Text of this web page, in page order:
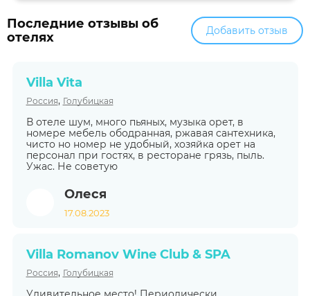
Последние отзывы об
отелях
Добавить отзыв
Villa Vita
Россия, Голубицкая
В отеле шум, много пьяных, музыка орет, в
номере мебель ободранная, ржавая сантехника,
чисто но номер не удобный, хозяйка орет на
персонал при гостях, в ресторане грязь, пыль.
Ужас. Не советую
Олеся
17.08.2023
Villa Romanov Wine Club & SPA
Россия, Голубицкая